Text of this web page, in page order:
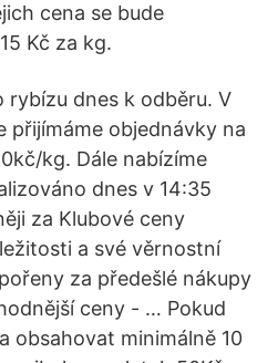
cena se bude
Kč za kg.
rybízu dnes k odběru. V
objednávky na
kg. Dále nabízíme
dnes v 14:35
za Klubové ceny
a své věrnostní
za předešlé nákupy
ceny - … Pokud
obsahovat minimálně 10